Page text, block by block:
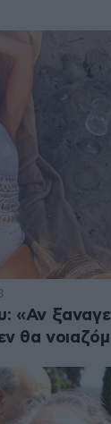
«Αν
θα